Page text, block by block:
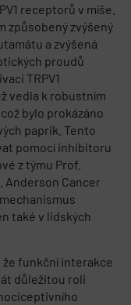
receptorů v míše.
způsobený zvýšený
a zvýšená
proudů
TRPV1
vedla k robustním
bylo prokázáno
paprik. Tento
pomocí inhibitoru
z týmu Prof.
Anderson Cancer
také v lidských
že funkční interakce
důležitou roli